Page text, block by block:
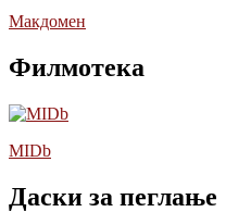
Макдомен
Филмотека
MIDb
Даски за пеглање